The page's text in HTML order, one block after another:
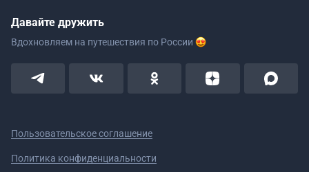
Давайте дружить
Вдохновляем на путешествия по России
Пользовательское соглашение
Политика конфиденциальности